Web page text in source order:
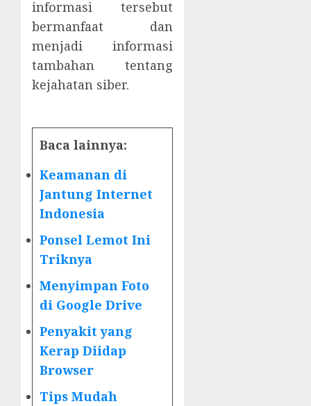
informasi tersebut
bermanfaat dan
menjadi informasi
tambahan tentang
kejahatan siber.
Baca lainnya:
Keamanan di
Jantung Internet
Indonesia
Ponsel Lemot Ini
Triknya
Menyimpan Foto
di Google Drive
Penyakit yang
Kerap Diidap
Browser
Tips Mudah